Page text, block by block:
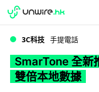
WWDC 2026
3C科技 手提電話
SmarTone 全
雙倍本地數據